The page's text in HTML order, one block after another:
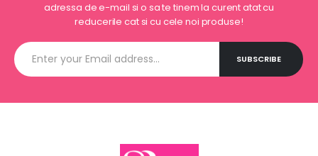
adressa de e-mail si o sa te tinem la curent atat cu
reducerile cat si cu cele noi produse!